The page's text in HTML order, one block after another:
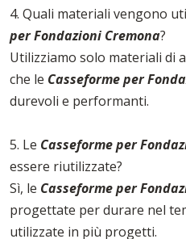
4. Quali materiali vengono
per Fondazioni Cremona?
Utilizziamo solo materiali di
che le Casseforme per
durevoli e performanti.
5. Le Casseforme per
essere riutilizzate?
Sì, le Casseforme per
progettate per durare nel
utilizzate in più progetti.